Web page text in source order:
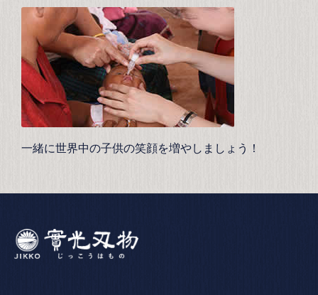
一緒に世界中の子供の笑顔を増やしましょう！